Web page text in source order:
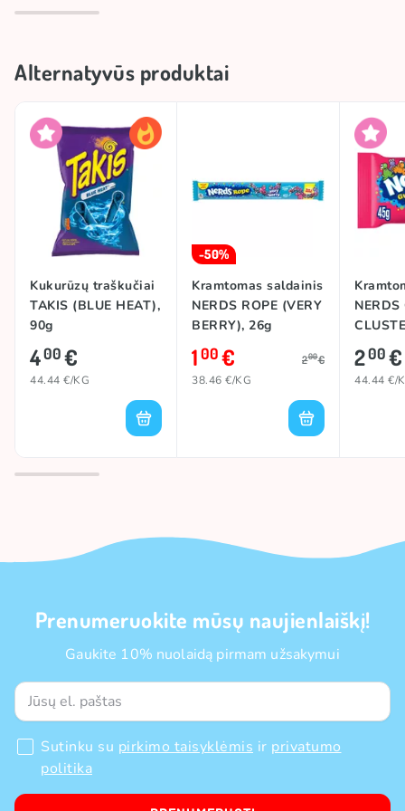
Alternatyvūs produktai
Kukurūzų traškučiai
TAKIS (BLUE HEAT),
90g
400€
44.44 €/KG
-50%
Kramtomas saldainis
NERDS ROPE (VERY
BERRY), 26g
100€ 200€
38.46 €/KG
NERDS
200€
44.44 €/
Prenumeruokite mūsų naujienlaiškį!
Gaukite 10% nuolaidą pirmam užsakymui
Sutinku su pirkimo taisyklėmis ir privatumo
politika